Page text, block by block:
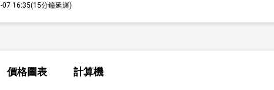
07 16:35(15分鐘延遲)
價格圖表 計算機